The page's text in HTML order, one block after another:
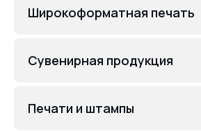
Широкоформатная печать
Сувенирная продукция
Печати и штампы